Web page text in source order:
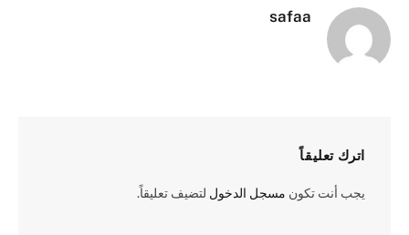
safaa
اترك تعليقاً
يجب أنت تكون مسجل الدخول لتضيف تعليقاً.